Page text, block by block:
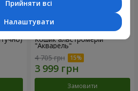
Кошик альстромерій
"Акварель"
4 705 грн
Замовити
Прийняти всі
Налаштувати